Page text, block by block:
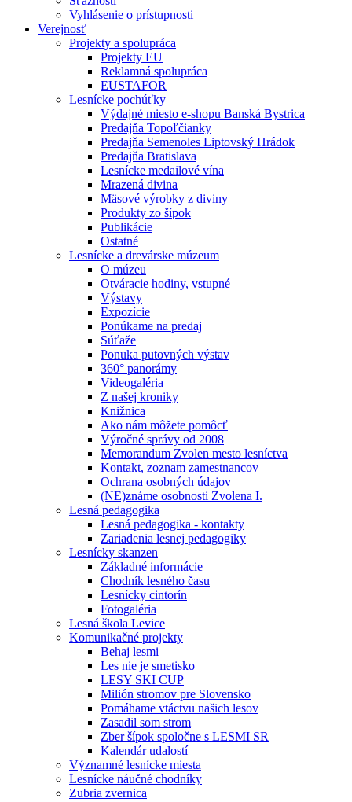
Vyhlásenie o prístupnosti
Verejnosť
Projekty a spolupráca
Projekty EU
Reklamná spolupráca
EUSTAFOR
Lesnícke pochúťky
Výdajné miesto e-shopu Banská Bystrica
Predajňa Topoľčianky
Predajňa Semenoles Liptovský Hrádok
Predajňa Bratislava
Lesnícke medailové vína
Mrazená divina
Mäsové výrobky z diviny
Produkty zo šípok
Publikácie
Ostatné
Lesnícke a drevárske múzeum
O múzeu
Otváracie hodiny, vstupné
Výstavy
Expozície
Ponúkame na predaj
Súťaže
Ponuka putovných výstav
360° panorámy
Videogaléria
Z našej kroniky
Knižnica
Ako nám môžete pomôcť
Výročné správy od 2008
Memorandum Zvolen mesto lesníctva
Kontakt, zoznam zamestnancov
Ochrana osobných údajov
(NE)známe osobnosti Zvolena I.
Lesná pedagogika
Lesná pedagogika - kontakty
Zariadenia lesnej pedagogiky
Lesnícky skanzen
Základné informácie
Chodník lesného času
Lesnícky cintorín
Fotogaléria
Lesná škola Levice
Komunikačné projekty
Behaj lesmi
Les nie je smetisko
LESY SKI CUP
Milión stromov pre Slovensko
Pomáhame vtáctvu našich lesov
Zasadil som strom
Zber šípok spoločne s LESMI SR
Kalendár udalostí
Významné lesnícke miesta
Lesnícke náučné chodníky
Zubria zvernica